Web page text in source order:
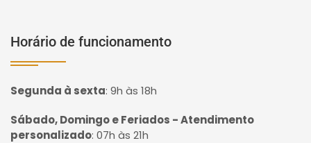
Horário de funcionamento
Segunda à sexta: 9h às 18h
Sábado, Domingo e Feriados - Atendimento
personalizado: 07h às 21h